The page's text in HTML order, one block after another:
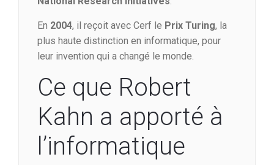
En 2004, il reçoit avec Cerf le Prix Turing, la
plus haute distinction en informatique, pour
leur invention qui a changé le monde.
Ce que Robert
Kahn a apporté à
l’informatique